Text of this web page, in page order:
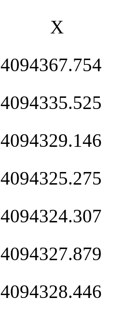
X
4094367.754
4094335.525
4094329.146
4094325.275
4094324.307
4094327.879
4094328.446